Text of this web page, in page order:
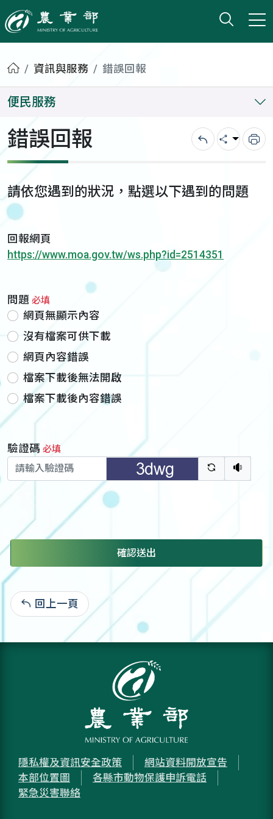
農業部
打開
小版
首頁資訊與服務 錯誤回報
便民服務
錯誤回報 回上一頁
分享 列
請依您遇到的狀況，點選以下遇到的問題
回報網頁
https://www.moa.gov.tw/ws.php?id=2514351
問題 必填
網頁無顯示內容
沒有檔案可供下載
網頁內容錯誤
檔案下載後無法開啟
檔案下載後內容錯誤
驗證碼 必填
驗證碼重新
聽語
確認送出
回上一頁
隱私權及資訊安全政策
網站資料開放宣告
本部位置圖
各縣市動物保護申訴電話
緊急災害聯絡